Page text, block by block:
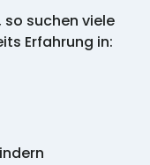
suchen viele
Erfahrung in: